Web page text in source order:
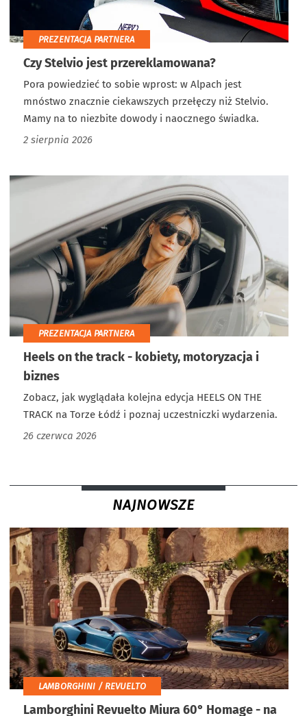
PREZENTACJA PARTNERA
Czy Stelvio jest przereklamowana?
Pora powiedzieć to sobie wprost: w Alpach jest
mnóstwo znacznie ciekawszych przełęczy niż Stelvio.
Mamy na to niezbite dowody i naocznego świadka.
2 sierpnia 2026
PREZENTACJA PARTNERA
Heels on the track - kobiety, motoryzacja i
biznes
Zobacz, jak wyglądała kolejna edycja HEELS ON THE
TRACK na Torze Łódź i poznaj uczestniczki wydarzenia.
26 czerwca 2026
NAJNOWSZE
LAMBORGHINI / REVUELTO
Lamborghini Revuelto Miura 60° Homage - na